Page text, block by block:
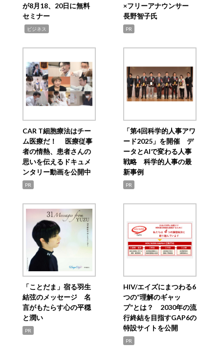
が8月18、20日に無料
セミナー
ビジネス
×フリーアナウンサー
長野智子氏
PR
CAR T細胞療法はチー
ム医療だ！ 医療従事
者の情熱、患者さんの
思いを伝えるドキュメ
ンタリー動画を公開中
PR
「第4回科学的人事アワ
ード2025」を開催 デ
ータとAIで変わる人事
戦略 科学的人事の最
新事例
PR
「ことだま」宿る羽生
結弦のメッセージ 名
言がもたらす心の平穏
と潤い
PR
HIV/エイズにまつわる6
つの“理解のギャッ
プ”とは？ 2030年の流
行終結を目指すGAP6の
特設サイトを公開
PR